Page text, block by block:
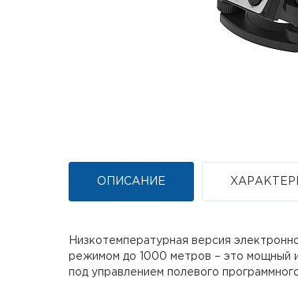
ОПИСАНИЕ
Низкотемпературная версия
режимом до 1000 метров – это мощный
под управлением полевого